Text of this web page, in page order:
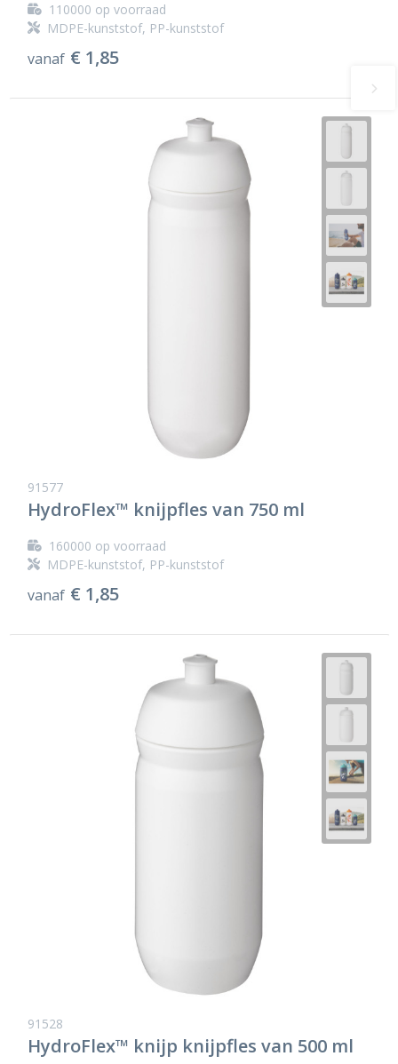
110000 op voorraad
MDPE-kunststof, PP-kunststof
vanaf € 1,85
91577
HydroFlex™ knijpfles van 750 ml
160000 op voorraad
MDPE-kunststof, PP-kunststof
vanaf € 1,85
91528
HydroFlex™ knijp knijpfles van 500 ml